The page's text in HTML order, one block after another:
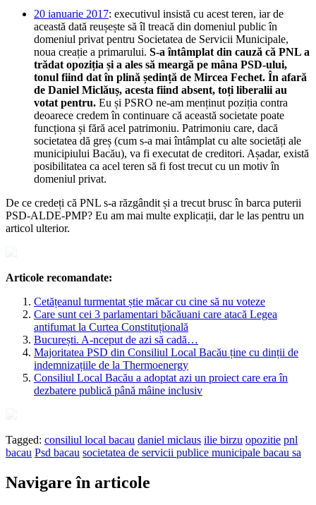
20 ianuarie 2017: executivul insistă cu acest teren, iar de
această dată reușește să îl treacă din domeniul public în
domeniul privat pentru Societatea de Servicii Municipale,
noua creație a primarului. S-a întâmplat din cauză că PNL a
trădat opoziția și a ales să meargă pe mâna PSD-ului,
tonul fiind dat în plină ședință de Mircea Fechet. În afară
de Daniel Miclăuș, acesta fiind absent, toți liberalii au
votat pentru. Eu și PSRO ne-am menținut poziția contra
deoarece credem în continuare că această societate poate
funcționa și fără acel patrimoniu. Patrimoniu care, dacă
societatea dă greș (cum s-a mai întâmplat cu alte societăți ale
municipiului Bacău), va fi executat de creditori. Așadar, există
posibilitatea ca acel teren să fi fost trecut cu un motiv în
domeniul privat.
De ce credeți că PNL s-a răzgândit și a trecut brusc în barca puterii
PSD-ALDE-PMP? Eu am mai multe explicații, dar le las pentru un
articol ulterior.
Articole recomandate:
Cetățeanul turmentat știe măcar cu cine să nu voteze
Care sunt cei 3 parlamentari băcăuani care atacă Legea
antifumat la Curtea Constituțională
București. A-nceput de azi să cadă…
Majoritatea PSD din Consiliul Local Bacău ține cu dinții de
indemnizațiile de la Thermoenergy
Consiliul Local Bacău a adoptat azi un proiect care era în
dezbatere publică până mâine inclusiv
Tagged: consiliul local bacau daniel miclaus ilie birzu opozitie pnl
bacau Psd bacau societatea de servicii publice municipale bacau sa
Navigare în articole